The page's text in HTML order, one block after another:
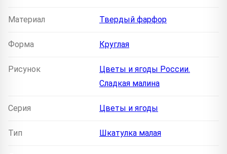
Материал Твердый фарфор
Форма Круглая
Рисунок
Цветы и ягоды России.
Сладкая малина
Серия Цветы и ягоды
Тип Шкатулка малая